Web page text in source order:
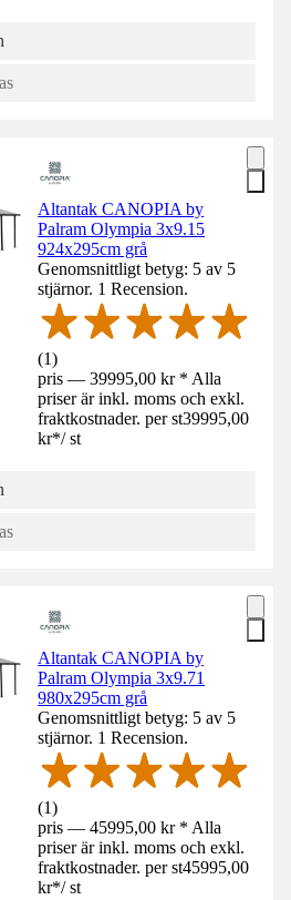
Altantak CANOPIA by
Palram Olympia 3x9.15
924x295cm grå
Genomsnittligt betyg: 5 av 5
stjärnor. 1 Recension.
(1)
pris — 39995,00 kr * Alla
priser är inkl. moms och exkl.
fraktkostnader. per st39995,00
kr*/ st
Altantak CANOPIA by
Palram Olympia 3x9.71
980x295cm grå
Genomsnittligt betyg: 5 av 5
stjärnor. 1 Recension.
(1)
pris — 45995,00 kr * Alla
priser är inkl. moms och exkl.
fraktkostnader. per st45995,00
kr*/ st